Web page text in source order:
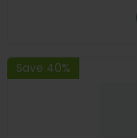
Save 40%